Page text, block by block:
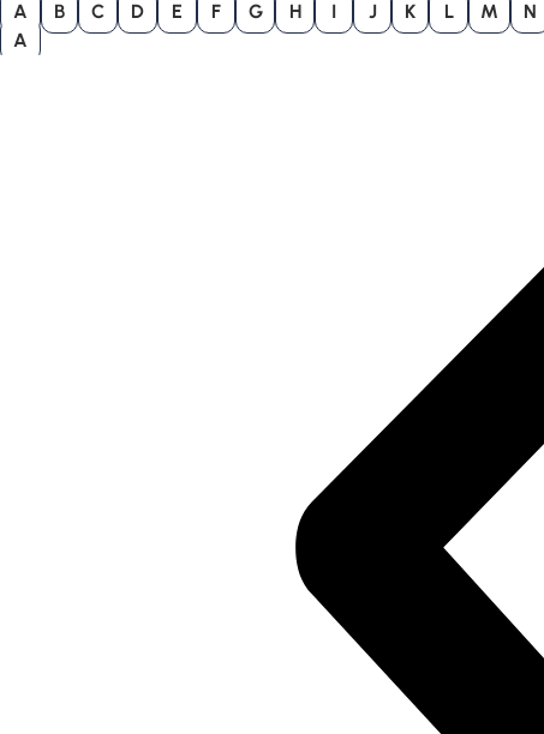
A B C D E F G H I J K L M N
A